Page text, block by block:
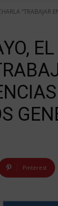
“TRABAJAR
Pinterest